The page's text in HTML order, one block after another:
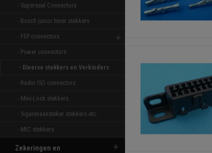
- Superseal Connectors
- Bosch junior timer stekkers
- FEP connectors
- Power connectors
- Diverse stekkers en Verbinders
- Radio ISO connectors
- Mini-Lock stekkers
- Sigarenaansteker stekkers etc.
- MIC stekkers
Zekeringen en